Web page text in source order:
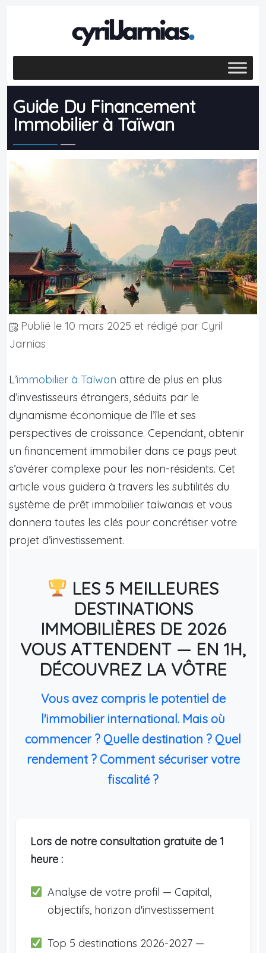
Guide Du Financement
Immobilier à Taïwan
Publié le 10 mars 2025 et rédigé par Cyril
Jarnias
L’immobilier à Taïwan attire de plus en plus
d’investisseurs étrangers, séduits par le
dynamisme économique de l’île et ses
perspectives de croissance. Cependant, obtenir
un financement immobilier dans ce pays peut
s’avérer complexe pour les non-résidents. Cet
article vous guidera à travers les subtilités du
système de prêt immobilier taïwanais et vous
donnera toutes les clés pour concrétiser votre
projet d’investissement.
LES 5 MEILLEURES
DESTINATIONS
IMMOBILIÈRES DE 2026
VOUS ATTENDENT — EN 1H,
DÉCOUVREZ LA VÔTRE
Vous avez compris le potentiel de
l'immobilier international. Mais où
commencer ? Quelle destination ? Quel
rendement ? Comment sécuriser votre
fiscalité ?
Lors de notre consultation gratuite de 1
heure :
Analyse de votre profil — Capital,
objectifs, horizon d'investissement
Top 5 destinations 2026-2027 —